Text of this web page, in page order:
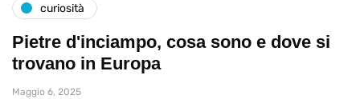
curiosità
Pietre d'inciampo, cosa sono e dove si
trovano in Europa
Maggio 6, 2025